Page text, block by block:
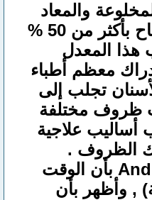
والمعاد
زرعها معدلا من النجاح بأكثر من 50 %
هذا المعدل
معظم أطباء
تجلب إلى
ظروف مختلفة
أساليب علاجية
الظروف .
لقد أوضح Andreasen بأن الوقت
, وأظهر بأن